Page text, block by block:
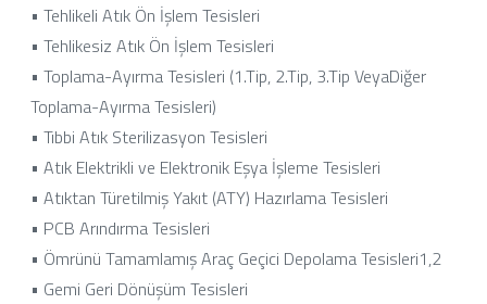
• Tehlikeli Atık Ön İşlem Tesisleri
• Tehlikesiz Atık Ön İşlem Tesisleri
• Toplama-Ayırma Tesisleri (1.Tip, 2.Tip, 3.Tip VeyaDiğer
Toplama-Ayırma Tesisleri)
• Tıbbi Atık Sterilizasyon Tesisleri
• Atık Elektrikli ve Elektronik Eşya İşleme Tesisleri
• Atıktan Türetilmiş Yakıt (ATY) Hazırlama Tesisleri
• PCB Arındırma Tesisleri
• Ömrünü Tamamlamış Araç Geçici Depolama Tesisleri1,2
• Gemi Geri Dönüşüm Tesisleri